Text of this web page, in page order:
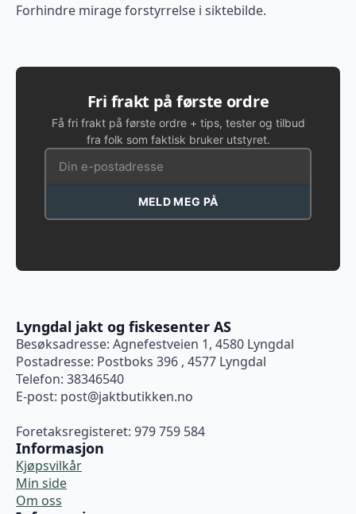
Forhindre mirage forstyrrelse i siktebilde.
Fri frakt på første ordre
Få fri frakt på første ordre + tips, tester og tilbud
fra folk som faktisk bruker utstyret.
MELD MEG PÅ
Lyngdal jakt og fiskesenter AS
Besøksadresse: Agnefestveien 1, 4580 Lyngdal
Postadresse: Postboks 396 , 4577 Lyngdal
Telefon: 38346540
E-post: post@jaktbutikken.no
Foretaksregisteret: 979 759 584
Informasjon
Kjøpsvilkår
Min side
Om oss